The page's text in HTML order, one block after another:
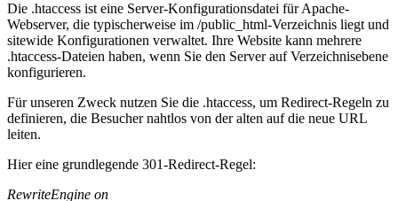
Die .htaccess ist eine Server-Konfigurationsdatei für Apache-
Webserver, die typischerweise im /public_html-Verzeichnis liegt und
sitewide Konfigurationen verwaltet. Ihre Website kann mehrere
.htaccess-Dateien haben, wenn Sie den Server auf Verzeichnisebene
konfigurieren.
Für unseren Zweck nutzen Sie die .htaccess, um Redirect-Regeln zu
definieren, die Besucher nahtlos von der alten auf die neue URL
leiten.
Hier eine grundlegende 301-Redirect-Regel:
RewriteEngine on